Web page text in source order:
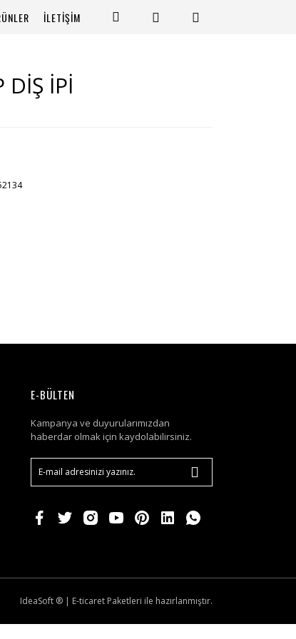
İLETİŞİM
DİŞ İPİ
E-BÜLTEN
Kampanya ve duyurularımızdan
haberdar olmak için kaydolabilirsiniz.
IdeaSoft ® | E-ticaret Paketleri ile hazırlanmıştır.